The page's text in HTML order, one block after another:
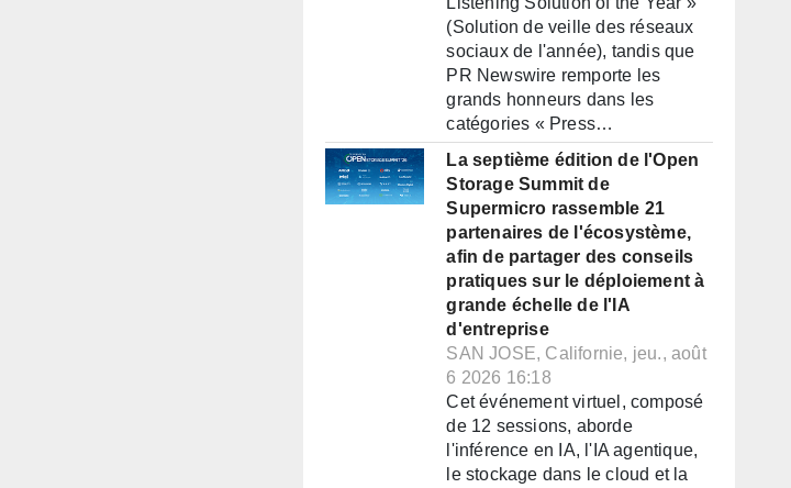
(Solution de veille des réseaux
sociaux de l'année), tandis que
PR Newswire remporte les
grands honneurs dans les
catégories « Press…
La septième édition de l'Open
Storage Summit de
Supermicro rassemble 21
partenaires de l'écosystème,
afin de partager des conseils
pratiques sur le déploiement à
grande échelle de l'IA
d'entreprise
SAN JOSE, Californie, jeu., août
6 2026 16:18
Cet événement virtuel, composé
de 12 sessions, aborde
l'inférence en IA, l'IA agentique,
le stockage dans le cloud et la